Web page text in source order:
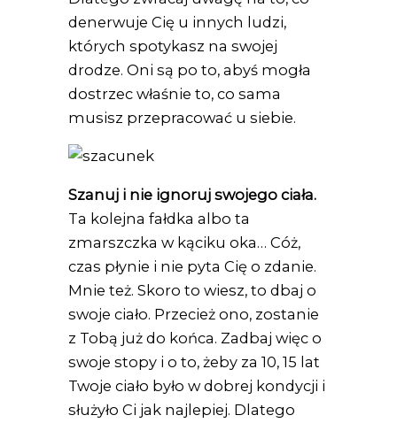
denerwuje Cię u innych ludzi,
których spotykasz na swojej
drodze. Oni są po to, abyś mogła
dostrzec właśnie to, co sama
musisz przepracować u siebie.
Szanuj i nie ignoruj swojego ciała.
Ta kolejna fałdka albo ta
zmarszczka w kąciku oka… Cóż,
czas płynie i nie pyta Cię o zdanie.
Mnie też. Skoro to wiesz, to dbaj o
swoje ciało. Przecież ono, zostanie
z Tobą już do końca. Zadbaj więc o
swoje stopy i o to, żeby za 10, 15 lat
Twoje ciało było w dobrej kondycji i
służyło Ci jak najlepiej. Dlatego